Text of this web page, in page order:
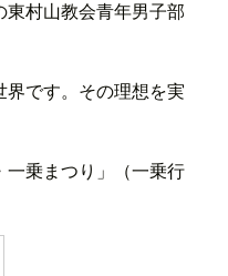
村山教会青年男子部
界です。その理想を実
乗まつり」（一乗行